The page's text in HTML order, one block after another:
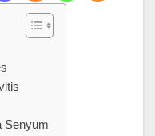
Senyum